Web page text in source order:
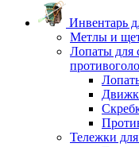
Инвентарь
Метлы и
Лопаты для
Тележки